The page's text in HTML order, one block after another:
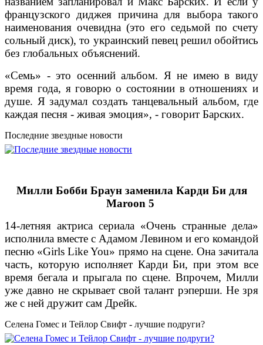
французского диджея причина для выбора такого
наименования очевидна (это его седьмой по счету
сольный диск), то украинский певец решил обойтись
без глобальных объяснений.
«Семь» - это осенний альбом. Я не имею в виду
время года, я говорю о состоянии в отношениях и
душе. Я задумал создать танцевальный альбом, где
каждая песня - живая эмоция», - говорит Барских.
Последние звездные новости
Милли Бобби Браун заменила Карди Би для
Maroon 5
14-летняя актриса сериала «Очень странные дела»
исполнила вместе с Адамом Левином и его командой
песню «Girls Like You» прямо на сцене. Она зачитала
часть, которую исполняет Карди Би, при этом все
время бегала и прыгала по сцене. Впрочем, Милли
уже давно не скрывает свой талант рэперши. Не зря
же с ней дружит сам Дрейк.
Селена Гомес и Тейлор Свифт - лучшие подруги?